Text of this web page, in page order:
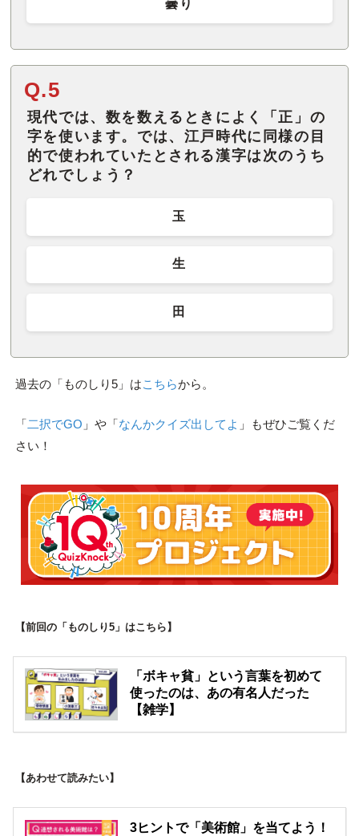
曇り
Q.5
現代では、数を数えるときによく「正」の
字を使います。では、江戸時代に同様の目
的で使われていたとされる漢字は次のうち
どれでしょう？
玉
生
田
過去の「ものしり5」はこちらから。
「二択でGO 」や「なんかクイズ出してよ 」もぜひご覧くだ
さい！
【前回の「ものしり5」はこちら】
「ボキャ貧」という言葉を初めて
使ったのは、あの有名人だった
【雑学】
【あわせて読みたい】
3ヒントで「美術館」を当てよう！